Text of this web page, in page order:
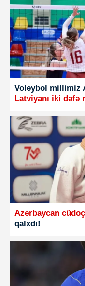
Voleybol millimiz
Latviyanı iki dəfə
Azərbaycan
qalxdı!